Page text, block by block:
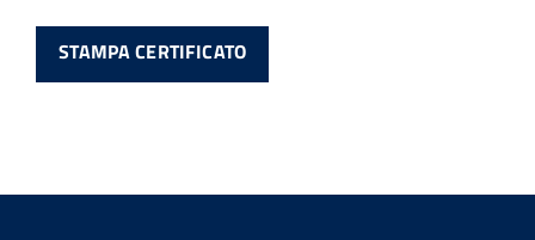
STAMPA CERTIFICATO